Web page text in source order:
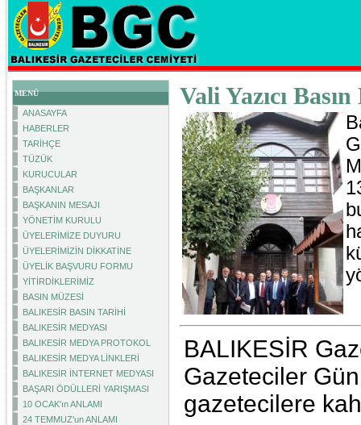
MENÜ
ANASAYFA
HABERLER
TARİHÇE
TÜZÜK
KURUCULAR
BAŞKANLAR
BAŞKANIN MESAJI
YÖNETİM KURULU
ÜYELERİMİZE DUYURU
ÜYELERİMİZİN DİKKATİNE
ÜYELİK BAŞVURU FORMU
YİTİRDİKLERİMİZ
BASIN MÜZESİ
BALIKESİR BASIN TARİHİ
BALIKESİR MEDYASI
BALIKESİR MEDYA PROTOKOL
BALIKESİR MEDYA LİNKLERİ
BALIKESİR İNTERNET MEDYASI
BAŞARI ÖDÜLLERİ YARIŞMASI
10 OCAK'ın ANLAMI
24 TEMMUZ'un ANLAMI
Vali Yazıcı
BALIKESİR
Gazeteciler
gazetecilere